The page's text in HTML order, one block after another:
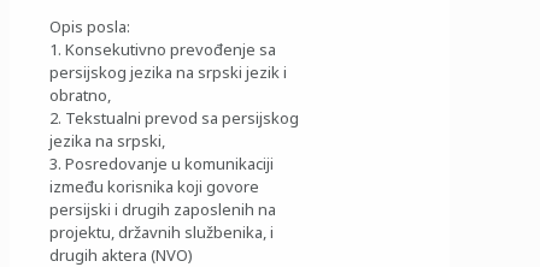
Opis posla:
1. Konsekutivno prevođenje sa
persijskog jezika na srpski jezik i
obratno,
2. Tekstualni prevod sa persijskog
jezika na srpski,
3. Posredovanje u komunikaciji
između korisnika koji govore
persijski i drugih zaposlenih na
projektu, državnih službenika, i
drugih aktera (NVO)